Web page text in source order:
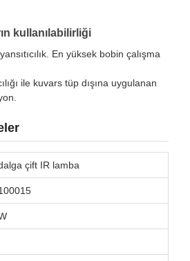
kullanılabilirliği
En yüksek bobin çalışma
ile kuvars tüp dışına uygulanan
çift IR lamba